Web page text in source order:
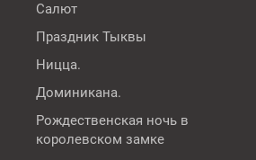
Салют
Праздник Тыквы
Ницца.
Доминикана.
Рождественская ночь в
королевском замке